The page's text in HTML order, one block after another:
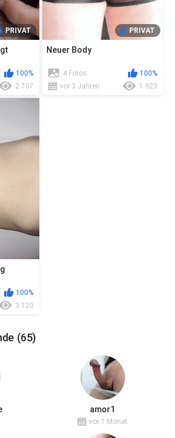
PRIVAT
100%
2 707
PRIVAT
Neuer Body
4 Fotos
100%
vor 3 Jahren
1 923
100%
3 120
(65)
amor1
vor 1 Monat